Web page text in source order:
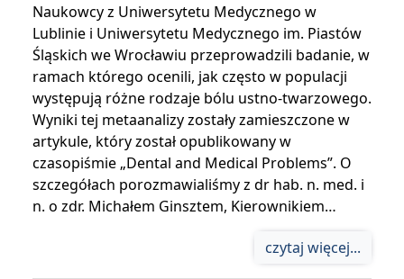
Naukowcy z Uniwersytetu Medycznego w
Lublinie i Uniwersytetu Medycznego im. Piastów
Śląskich we Wrocławiu przeprowadzili badanie, w
ramach którego ocenili, jak często w populacji
występują różne rodzaje bólu ustno-twarzowego.
Wyniki tej metaanalizy zostały zamieszczone w
artykule, który został opublikowany w
czasopiśmie „Dental and Medical Problems”. O
szczegółach porozmawialiśmy z dr hab. n. med. i
n. o zdr. Michałem Ginsztem, Kierownikiem…
czytaj więcej...